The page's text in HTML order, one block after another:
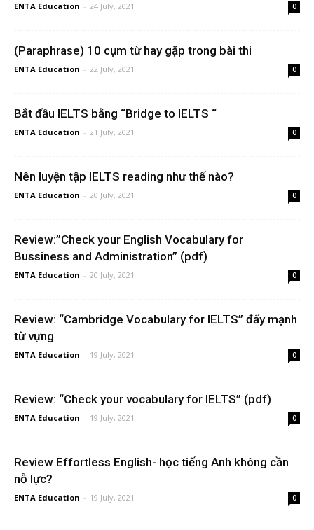
ENTA Education - 24 July, 2021 0
(Paraphrase) 10 cụm từ hay gặp trong bài thi
ENTA Education - 22 July, 2021 0
Bắt đầu IELTS bằng “Bridge to IELTS “
ENTA Education - 21 July, 2021 0
Nên luyện tập IELTS reading như thế nào?
ENTA Education - 20 July, 2021 0
Review:”Check your English Vocabulary for
Bussiness and Administration” (pdf)
ENTA Education - 20 July, 2021 0
Review: “Cambridge Vocabulary for IELTS” đẩy mạnh
từ vựng
ENTA Education - 19 July, 2021 0
Review: “Check your vocabulary for IELTS” (pdf)
ENTA Education - 19 July, 2021 0
Review Effortless English- học tiếng Anh không cần
nỗ lực?
ENTA Education - 19 July, 2021 0